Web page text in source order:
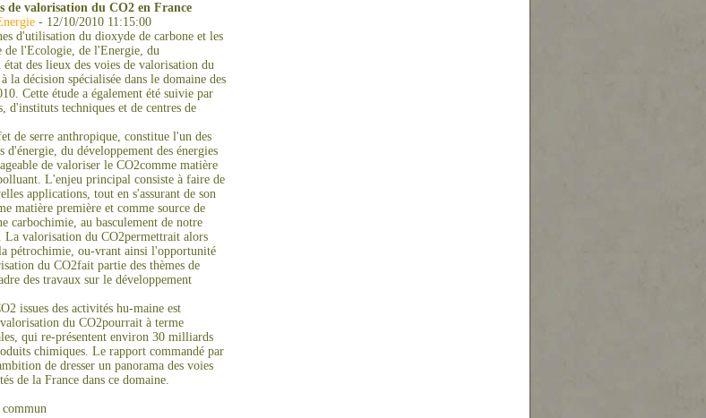
de valorisation du CO2 en France
- 12/10/2010 11:15:00
d'utilisation du dioxyde de carbone et les
de l'Ecologie, de l'Energie, du
des lieux des voies de valorisation du
la décision spécialisée dans le domaine des
Cette étude a également été suivie par
techniques et de centres de
de serre anthropique, constitue l'un des
du développement des énergies
de valoriser le CO2comme matière
L'enjeu principal consiste à faire de
applications, tout en s'assurant de son
matière première et comme source de
carbochimie, au basculement de notre
La valorisation du CO2permettrait alors
pétrochimie, ou-vrant ainsi l'opportunité
du CO2fait partie des thèmes de
des travaux sur le développement
issues des activités hu-maine est
du CO2pourrait à terme
qui re-présentent environ 30 milliards
chimiques. Le rapport commandé par
de dresser un panorama des voies
de la France dans ce domaine.
commun